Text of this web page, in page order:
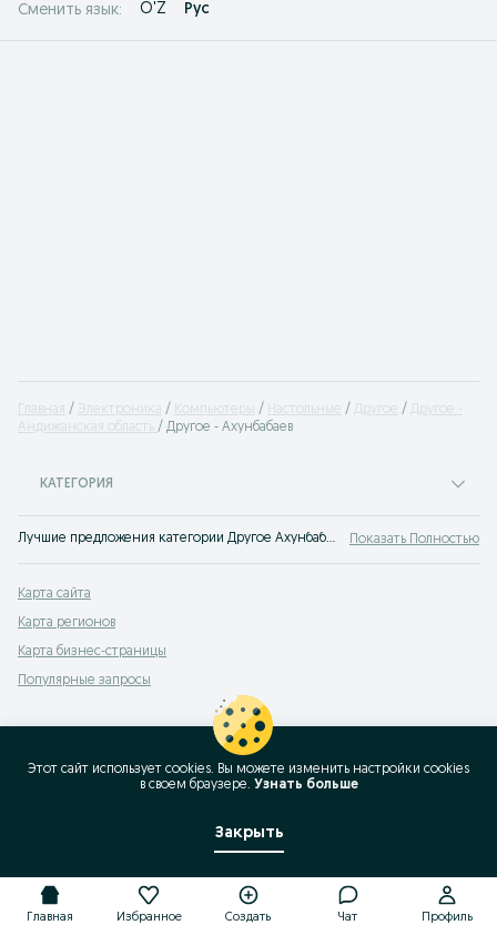
Сменить язык: O'Z Рус
Главная Электроника Компьютеры Настольные Другое
Другое -
Андижанская область
Другое - Ахунбабаев
КАТЕГОРИЯ
Лучшие предложения категории Другое Ахунбабаев. Большой выбор товаров и услуг по выгодным ценам на OLX! Множество предложений на OLX.uz! Показать Полностью
Карта сайта
Карта регионов
Карта бизнес-страницы
Популярные запросы
Главная Избранное Создать Чат Профиль
Этот сайт использует cookies. Вы можете изменить настройки cookies
в своeм браузере. Узнать больше
Закрыть